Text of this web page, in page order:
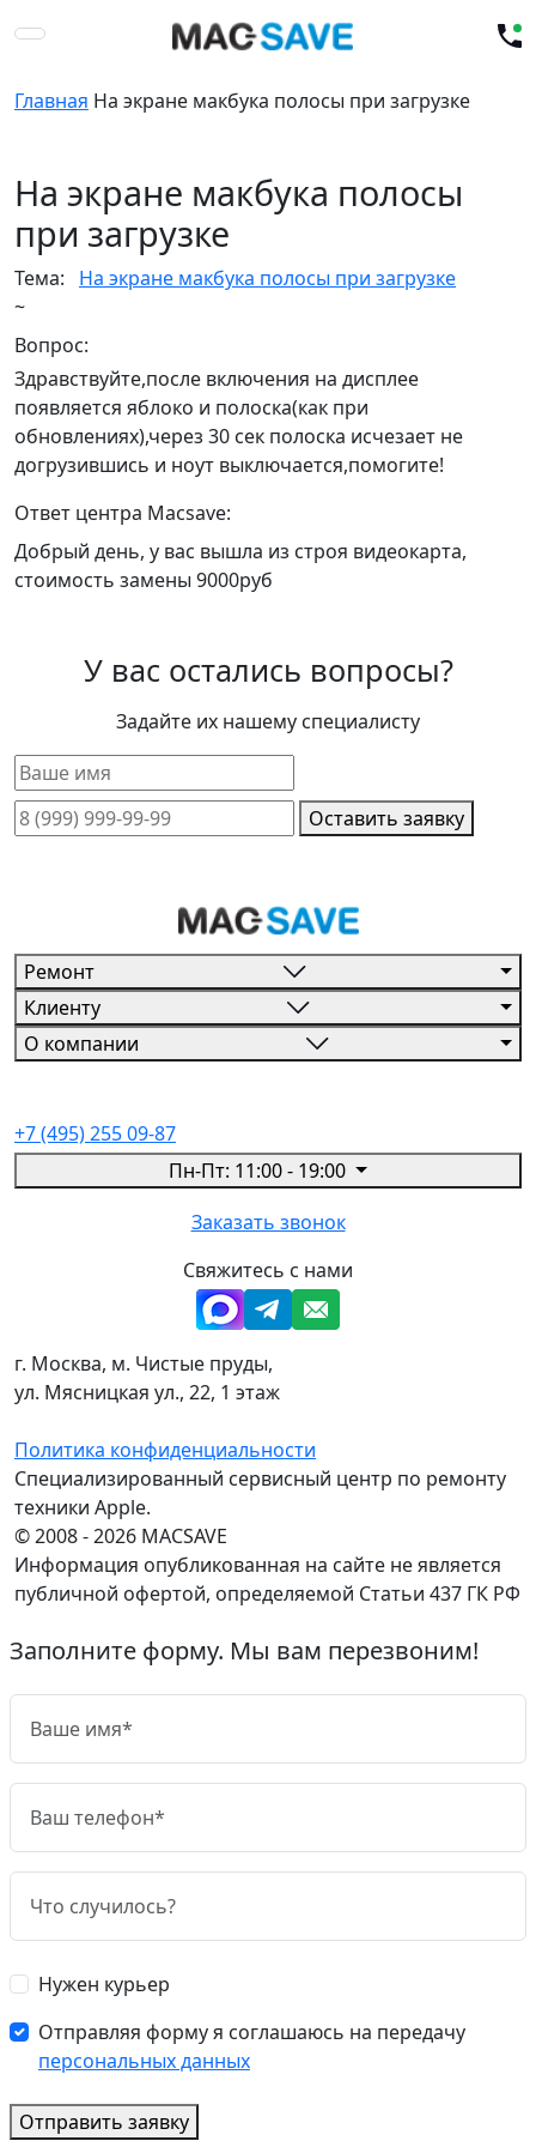
Главная На экране макбука полосы при загрузке
На экране макбука полосы
при загрузке
Тема:
На экране макбука полосы при загрузке
~
Вопрос:
Здравствуйте,после включения на дисплее
появляется яблоко и полоска(как при
обновлениях),через 30 сек полоска исчезает не
догрузившись и ноут выключается,помогите!
Ответ центра Macsave:
Добрый день, у вас вышла из строя видеокарта,
стоимость замены 9000руб
У вас остались вопросы?
Задайте их нашему специалисту
Оставить заявку
Ремонт
Клиенту
О компании
+7 (495) 255 09-87
Пн-Пт: 11:00 - 19:00
Заказать звонок
Свяжитесь с нами
г. Москва, м. Чистые пруды,
ул. Мясницкая ул., 22, 1 этаж
Политика конфиденциальности
Специализированный сервисный центр по ремонту
техники Apple.
© 2008 - 2026 MACSAVE
Информация опубликованная на сайте не является
публичной офертой, определяемой Статьи 437 ГК РФ
Заполните форму. Мы вам перезвоним!
Нужен курьер
Отправляя форму я соглашаюсь на передачу
персональных данных
Отправить заявку